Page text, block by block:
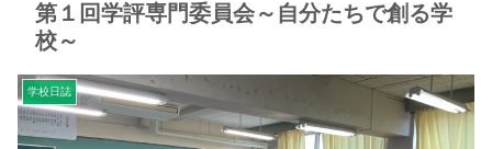
第１回学評専門委員会～自分たちで創る学
校～
学校日誌